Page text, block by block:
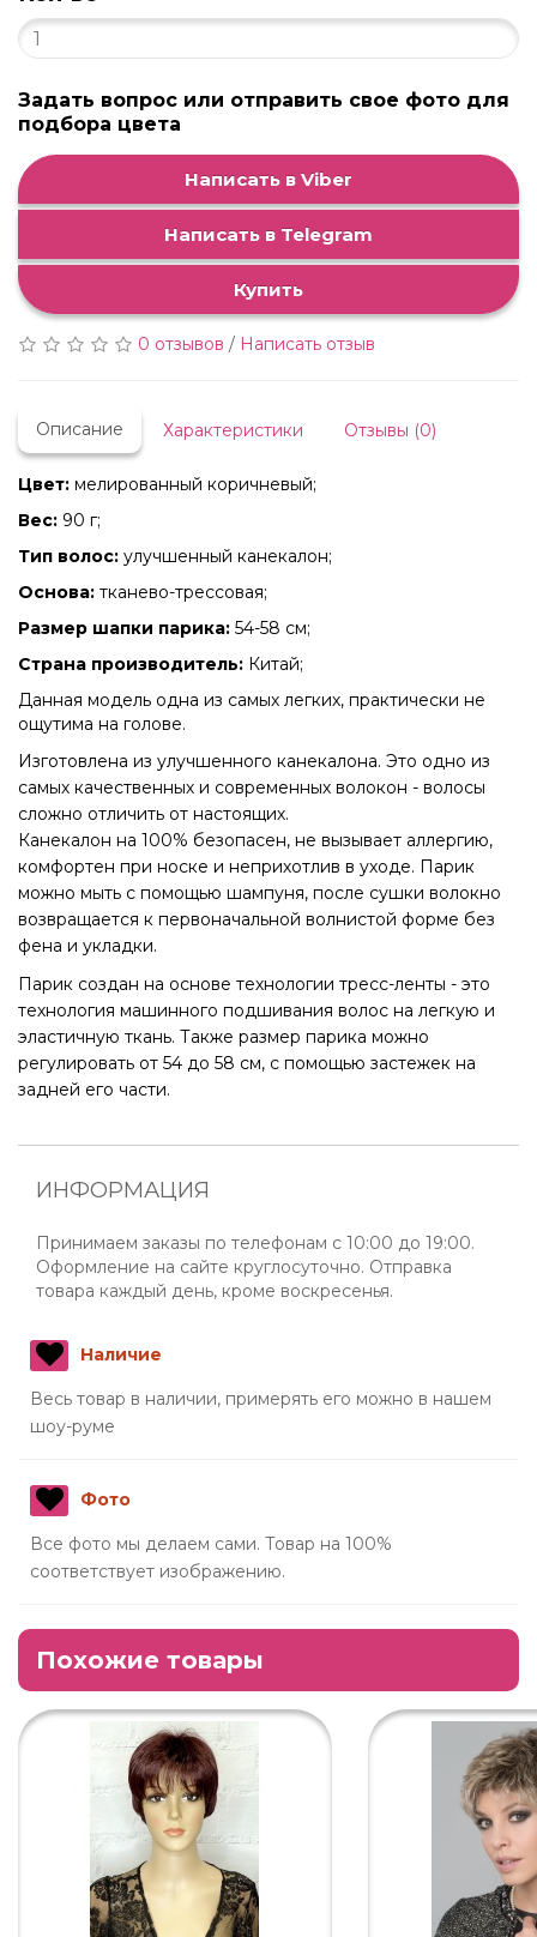
Задать вопрос или отправить свое фото для
подбора цвета
Написать в Viber
Написать в Telegram
Купить
0 отзывов / Написать отзыв
Описание Характеристики Отзывы (0)
Цвет: мелированный коричневый;
Вес: 90 г;
Тип волос: улучшенный канекалон;
Основа: тканево-трессовая;
Размер шапки парика: 54-58 см;
Страна производитель: Китай;
Данная модель одна из самых легких, практически не
ощутима на голове.
Изготовлена из улучшенного канекалона. Это одно из
самых качественных и современных волокон - волосы
сложно отличить от настоящих.
Канекалон на 100% безопасен, не вызывает аллергию,
комфортен при носке и неприхотлив в уходе. Парик
можно мыть с помощью шампуня, после сушки волокно
возвращается к первоначальной волнистой форме без
фена и укладки.
Парик создан на основе технологии тресс-ленты - это
технология машинного подшивания волос на легкую и
эластичную ткань. Также размер парика можно
регулировать от 54 до 58 см, с помощью застежек на
задней его части.
ИНФОРМАЦИЯ
Принимаем заказы по телефонам с 10:00 до 19:00.
Оформление на сайте круглосуточно. Отправка
товара каждый день, кроме воскресенья.
Наличие
Весь товар в наличии, примерять его можно в нашем
шоу-руме
Фото
Все фото мы делаем сами. Товар на 100%
соответствует изображению.
Похожие товары